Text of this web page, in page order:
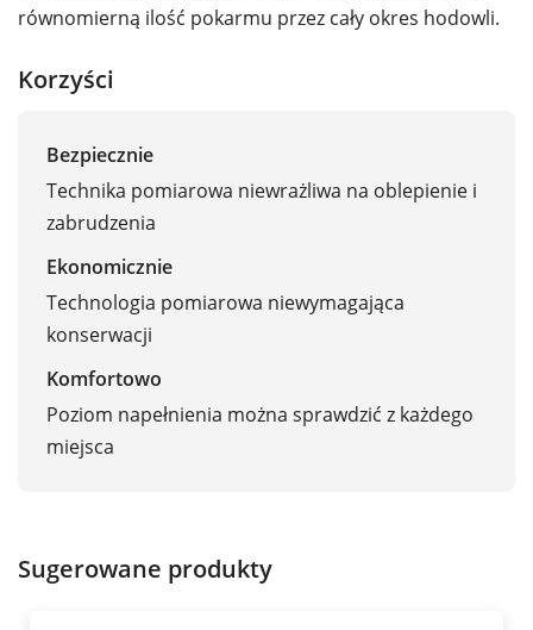
równomierną ilość pokarmu przez cały okres hodowli.
Korzyści
Bezpiecznie
Technika pomiarowa niewrażliwa na oblepienie i
zabrudzenia
Ekonomicznie
Technologia pomiarowa niewymagająca
konserwacji
Komfortowo
Poziom napełnienia można sprawdzić z każdego
miejsca
Sugerowane produkty